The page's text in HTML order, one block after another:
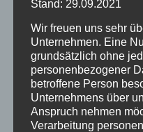
Video
Wissenswertes
Schlagwörter
aktuelle Angebote
Asche Behaglichkeit
Stand: 29.09.2021
Wir freuen uns sehr
Unternehmen. Eine
grundsätzlich ohne
personenbezogener
betroffene Person
Unternehmens über
Anspruch nehmen
Verarbeitung